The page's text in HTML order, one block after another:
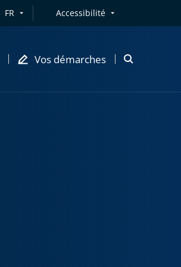
FR Accessibilité
Vos démarches
Ouvrir